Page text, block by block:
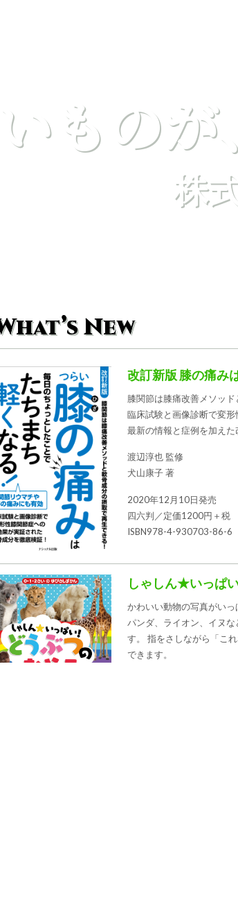
もの
株
New
改訂新版 膝の痛み
膝関節は膝痛改善メソッド
臨床試験と画像診断で変形
最新の情報と症例を加えた
渡辺淳也 監修
犬山康子 著
2020年12月10日発売
四六判／定価1200円＋税
ISBN978-4-930703-86-6
しゃしん★いっぱ
かわいい動物の写真がいっ
パンダ、ライオン、イヌ
す。 指をさしながら「こ
できます。